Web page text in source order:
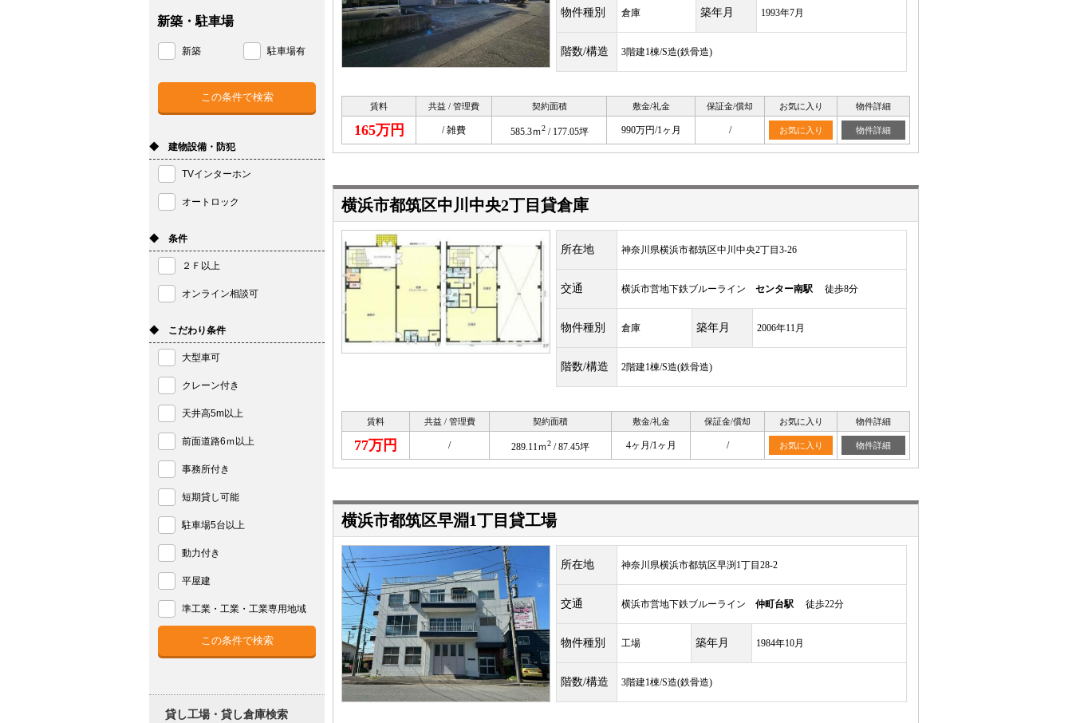
物件種別 倉庫 築年月 1993年7月
階数/構造 3階建1棟/S造(鉄骨造)
賃料 共益 / 管理費 契約面積 敷金/礼金 保証金/償却 お気に入り 物件詳細
165万円 / 雑費 585.3ｍ2/ 177.05坪 990万円/1ヶ月 / お気に入り 物件詳細
横浜市都筑区中川中央2丁目貸倉庫
所在地 神奈川県横浜市都筑区中川中央2丁目3-26
交通 横浜市営地下鉄ブルーライン センター南駅 徒歩8分
物件種別 倉庫 築年月 2006年11月
階数/構造 2階建1棟/S造(鉄骨造)
賃料 共益 / 管理費 契約面積 敷金/礼金 保証金/償却 お気に入り 物件詳細
77万円 / 289.11ｍ2 / 87.45坪 4ヶ月/1ヶ月 / お気に入り 物件詳細
横浜市都筑区早淵1丁目貸工場
所在地 神奈川県横浜市都筑区早渕1丁目28-2
交通 横浜市営地下鉄ブルーライン 仲町台駅 徒歩22分
物件種別 工場 築年月 1984年10月
階数/構造 3階建1棟/S造(鉄骨造)
新築・駐車場
新築 駐車場有
◆ 建物設備・防犯
TVインターホン
オートロック
◆ 条件
２Ｆ以上
オンライン相談可
◆ こだわり条件
大型車可
クレーン付き
天井高5m以上
前面道路6ｍ以上
事務所付き
短期貸し可能
駐車場5台以上
動力付き
平屋建
準工業・工業・工業専用地域
貸し工場・貸し倉庫検索